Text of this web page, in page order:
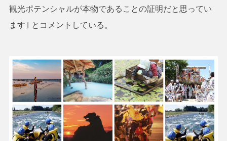
観光ポテンシャルが本物であることの証明だと思ってい
ます｣ とコメントしている。